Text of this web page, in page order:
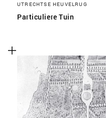
UTRECHTSE HEUVELRUG
Particuliere Tuin